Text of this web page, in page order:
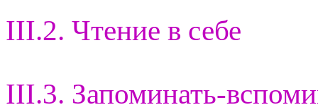
III.2. Чтение в себе
III.3. Запоминать-